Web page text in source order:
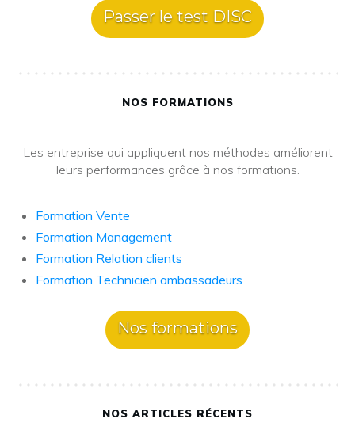
Passer le test DISC
NOS FORMATIONS
Les entreprise qui appliquent nos méthodes améliorent
leurs performances grâce à nos formations.
Formation Vente
Formation Management
Formation Relation clients
Formation Technicien ambassadeurs
Nos formations
NOS ARTICLES RÉCENTS